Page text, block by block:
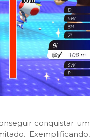
conquistar um
Exemplificando,